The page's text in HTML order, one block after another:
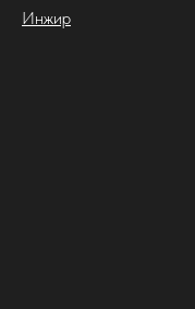
Инжир